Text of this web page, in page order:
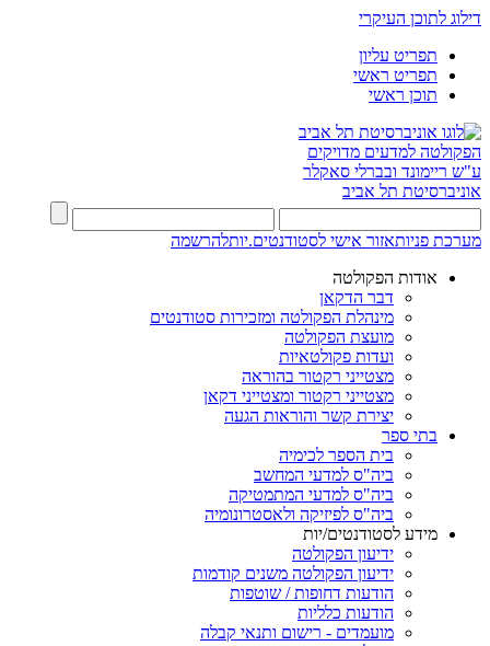
דילוג לתוכן העיקרי
תפריט עליון
תפריט ראשי
תוכן ראשי
הפקולטה למדעים מדויקים
ע"ש ריימונד ובברלי סאקלר
אוניברסיטת תל אביב
מערכת פניותאזור אישי לסטודנטים.יותלהרשמה
אודות הפקולטה
דבר הדקאן
מינהלת הפקולטה ומזכירות סטודנטים
מועצת הפקולטה
ועדות פקולטאיות
מצטייני רקטור בהוראה
מצטייני רקטור ומצטייני דקאן
יצירת קשר והוראות הגעה
בתי ספר
בית הספר לכימיה
ביה"ס למדעי המחשב
ביה"ס למדעי המתמטיקה
ביה"ס לפיזיקה ולאסטרונומיה
מידע לסטודנטים/יות
ידיעון הפקולטה
ידיעון הפקולטה משנים קודמות
הודעות דחופות / שוטפות
הודעות כלליות
מועמדים - רישום ותנאי קבלה